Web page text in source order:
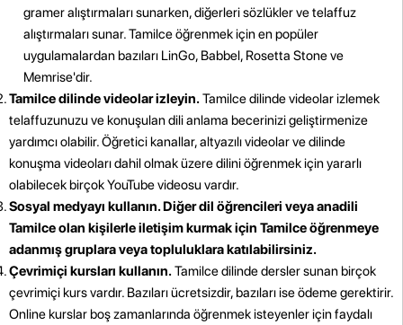
gramer alıştırmaları sunarken, diğerleri sözlükler ve telaffuz
alıştırmaları sunar. Tamilce öğrenmek için en popüler
uygulamalardan bazıları LinGo, Babbel, Rosetta Stone ve
Memrise'dir.
Tamilce dilinde videolar izleyin.Tamilce dilinde videolar izlemek
telaffuzunuzu ve konuşulan dili anlama becerinizi geliştirmenize
yardımcı olabilir. Öğretici kanallar, altyazılı videolar ve dilinde
konuşma videoları dahil olmak üzere dilini öğrenmek için yararlı
olabilecek birçok YouTube videosu vardır.
Sosyal medyayı kullanın. Diğer dil öğrencileri veya anadili
Tamilce olan kişilerle iletişim kurmak için Tamilce öğrenmeye
adanmış gruplara veya topluluklara katılabilirsiniz.
Çevrimiçi kursları kullanın.Tamilce dilinde dersler sunan birçok
çevrimiçi kurs vardır. Bazıları ücretsizdir, bazıları ise ödeme gerektirir.
Online kurslar boş zamanlarında öğrenmek isteyenler için faydalı